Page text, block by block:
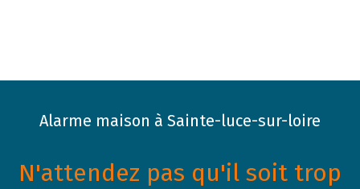
Alarme maison à Sainte-luce-sur-loire
N'attendez pas qu'il soit trop